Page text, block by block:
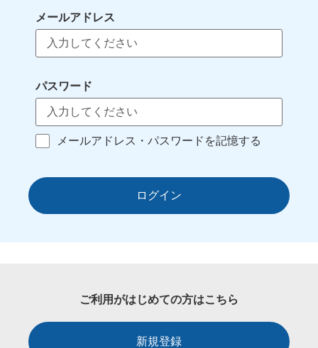
メールアドレス
パスワード
メールアドレス・パスワードを記憶する
ログイン
ご利用がはじめての方はこちら
新規登録